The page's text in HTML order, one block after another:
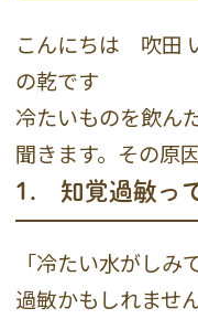
こんにちは 吹田
の乾です
冷たいものを飲ん
聞きます。その原
1． 知覚過敏っ
「冷たい水がし
過敏かもしれません